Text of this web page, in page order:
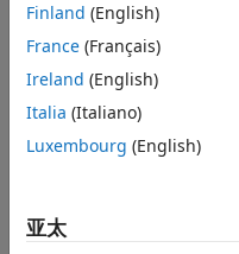
Finland (English)
France (Français)
Ireland (English)
Italia (Italiano)
Luxembourg (English)
亚太